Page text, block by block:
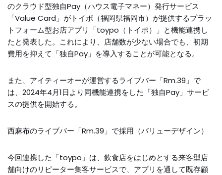
のクラウド型独自Pay（ハウス電子マネー）発行サービス
「Value Card」がトイポ（福岡県福岡市）が提供するプラッ
トフォーム型お店アプリ「toypo（トイポ）」と機能連携し
たと発表した。これにより、店舗数が少ない場合でも、初期
費用を抑えて「独自Pay」を導入することが可能となる。
また、アイティーオーが運営するライブバー「Rm.39」で
は、2024年4月1日より同機能連携をした「独自Pay」サービ
スの提供を開始する。
西麻布のライブバー「Rm.39」で採用（バリューデザイン）
今回連携した「toypo」は、飲食店をはじめとする来客型店
舗向けのリピーター集客サービスで、アプリを通して既存顧